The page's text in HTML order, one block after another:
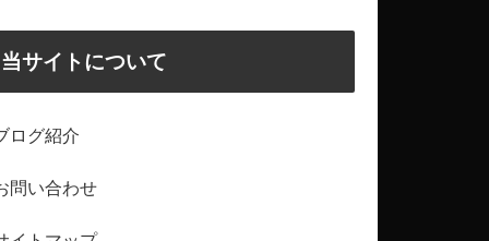
当サイトについて
ログ紹介
問い合わせ